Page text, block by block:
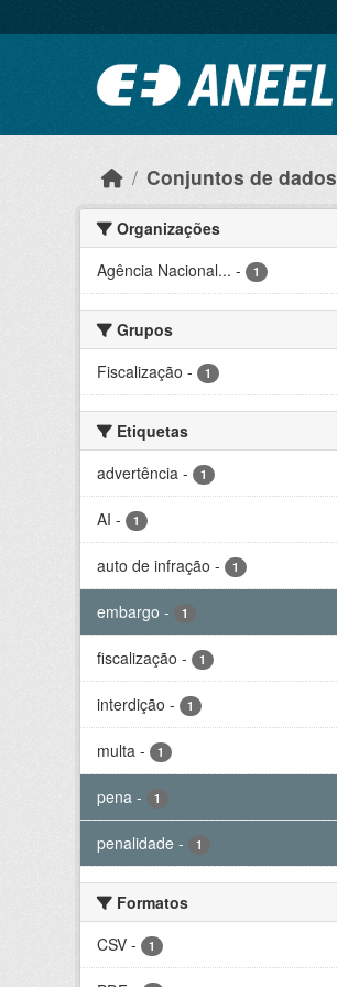
Conjuntos de dados
Organizações
Agência Nacional... - 1
Grupos
Fiscalização - 1
Etiquetas
advertência - 1
AI - 1
auto de infração - 1
embargo - 1
fiscalização - 1
interdição - 1
multa - 1
pena - 1
penalidade - 1
Formatos
CSV - 1